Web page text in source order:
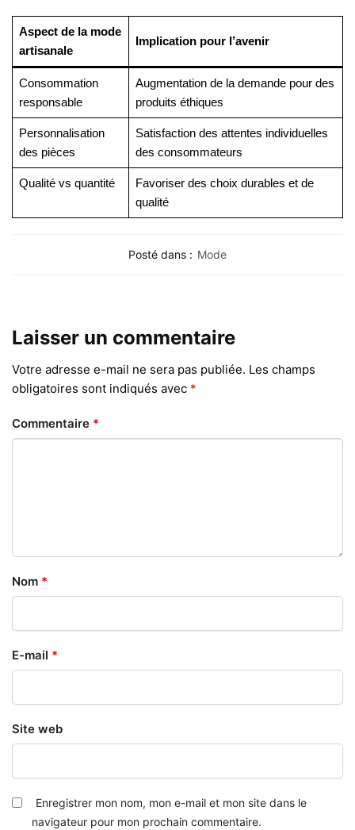
Aspect de la mode
artisanale
Implication pour l’avenir
Consommation
responsable
Augmentation de la demande pour des
produits éthiques
Personnalisation
des pièces
Satisfaction des attentes individuelles
des consommateurs
Qualité vs quantité
Favoriser des choix durables et de
qualité
Posté dans : Mode
Laisser un commentaire
Votre adresse e-mail ne sera pas publiée. Les champs
obligatoires sont indiqués avec *
Commentaire *
Nom *
E-mail *
Site web
Enregistrer mon nom, mon e-mail et mon site dans le
navigateur pour mon prochain commentaire.